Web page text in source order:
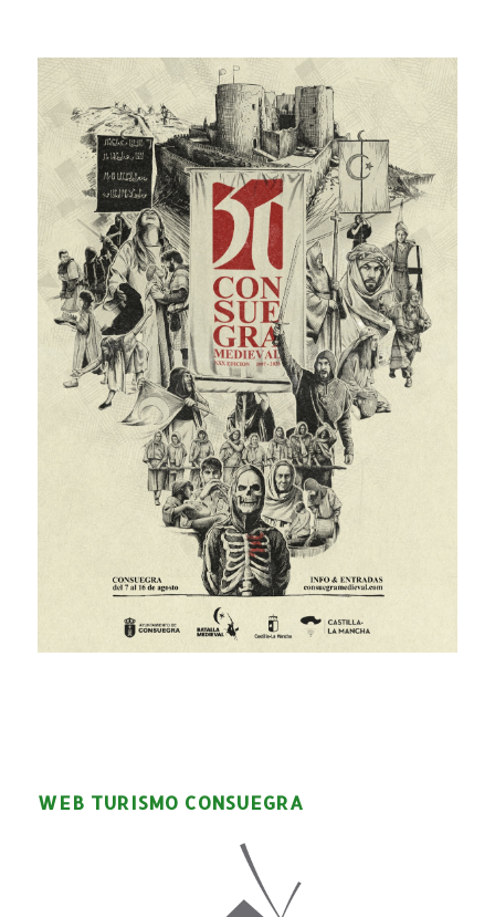
WEB TURISMO CONSUEGRA